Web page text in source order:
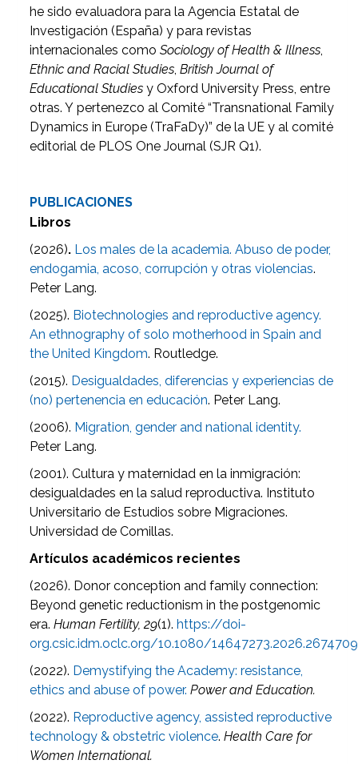
he sido evaluadora para la Agencia Estatal de
Investigación (España) y para revistas
internacionales comoSociology of Health & Illness,
Ethnic and Racial Studies,British Journal of
Educational Studies y Oxford University Press, entre
otras. Y pertenezco al Comité “Transnational Family
Dynamics in Europe (TraFaDy)” de la UE y al comité
editorial de PLOS One Journal (SJR Q1).
PUBLICACIONES
Libros
(2026). Los males de la academia. Abuso de poder,
endogamia, acoso, corrupción y otras violencias.
Peter Lang.
(2025). Biotechnologies and reproductive agency.
An ethnography of solo motherhood in Spain and
the United Kingdom. Routledge.
(2015). Desigualdades, diferencias y experiencias de
(no) pertenencia en educación. Peter Lang.
(2006). Migration, gender and national identity.
Peter Lang.
(2001). Cultura y maternidad en la inmigración:
desigualdades en la salud reproductiva. Instituto
Universitario de Estudios sobre Migraciones.
Universidad de Comillas.
Artículos académicos recientes
(2026). Donor conception and family connection:
Beyond genetic reductionism in the postgenomic
era.Human Fertility, 29(1).https://doi-
org.csic.idm.oclc.org/10.1080/14647273.2026.2674709
(2022). Demystifying the Academy: resistance,
ethics and abuse of power. Power and Education.
(2022). Reproductive agency, assisted reproductive
technology & obstetric violence.Health Care for
Women International.